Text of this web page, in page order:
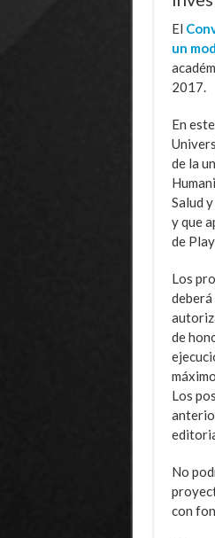
El
un
2017.
En
de la
Salud
y que
de
Los
de
Los
No
con